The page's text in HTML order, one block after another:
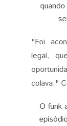
"Foi
legal,
colava."
O funk